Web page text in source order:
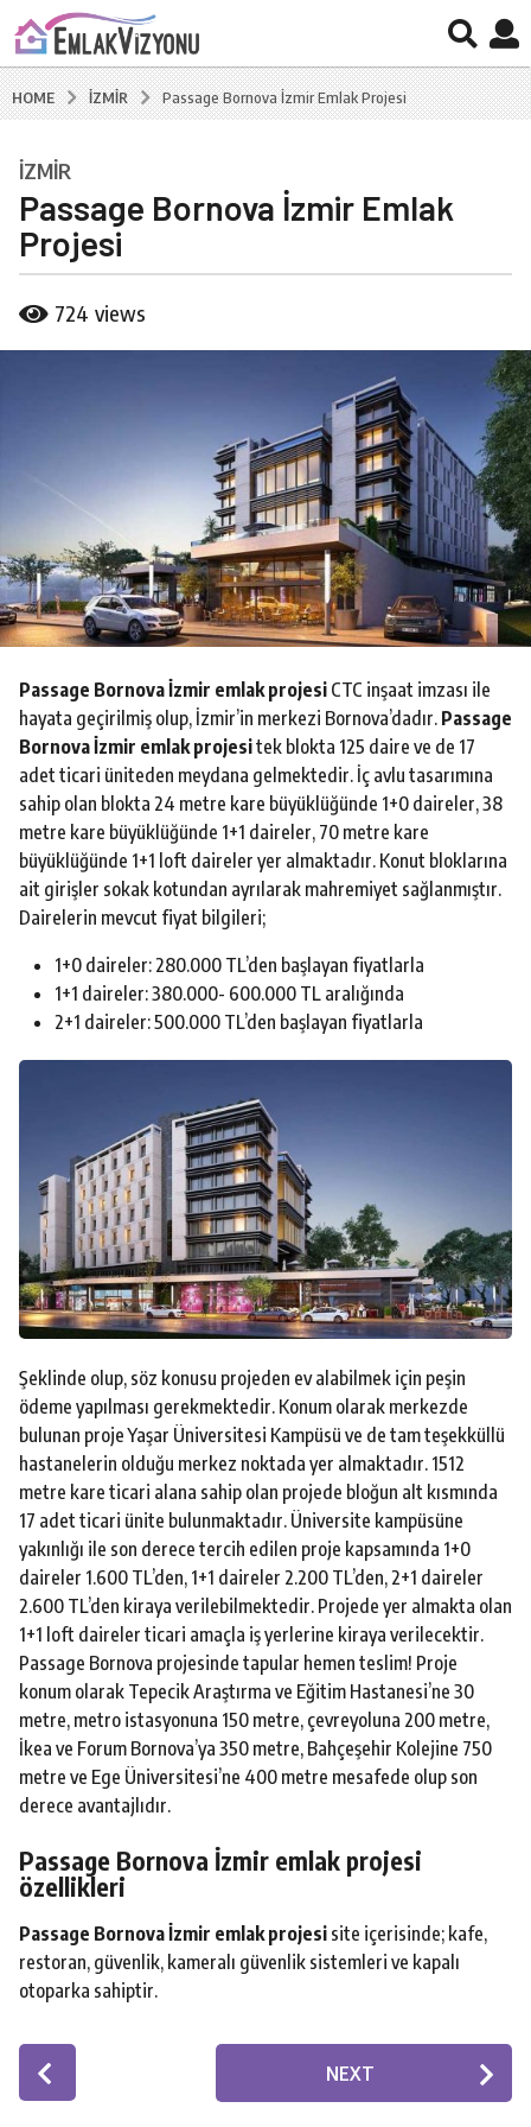
HOME İZMIR Passage Bornova İzmir Emlak Projesi
7
y
ı
l
g
İZMIR
Passage Bornova İzmir Emlak
Projesi
y
B
724 views
Passage Bornova İzmir emlak projesi CTC inşaat imzası ile
hayata geçirilmiş olup, İzmir’in merkezi Bornova’dadır. Passage
Bornova İzmir emlak projesitek blokta 125 daire ve de 17
adet ticari üniteden meydana gelmektedir. İç avlu tasarımına
sahip olan blokta 24 metre kare büyüklüğünde 1+0 daireler, 38
metre kare büyüklüğünde 1+1 daireler, 70 metre kare
büyüklüğünde 1+1 loft daireler yer almaktadır. Konut bloklarına
ait girişler sokak kotundan ayrılarak mahremiyet sağlanmıştır.
Dairelerin mevcut fiyat bilgileri;
1+0 daireler: 280.000 TL’den başlayan fiyatlarla
1+1 daireler: 380.000- 600.000 TL aralığında
2+1 daireler: 500.000 TL’den başlayan fiyatlarla
Şeklinde olup, söz konusu projeden ev alabilmek için peşin
ödeme yapılması gerekmektedir. Konum olarak merkezde
bulunan proje Yaşar Üniversitesi Kampüsü ve de tam teşekküllü
hastanelerin olduğu merkez noktada yer almaktadır. 1512
metre kare ticari alana sahip olan projede bloğun alt kısmında
17 adet ticari ünite bulunmaktadır. Üniversite kampüsüne
yakınlığı ile son derece tercih edilen proje kapsamında 1+0
daireler 1.600 TL’den, 1+1 daireler 2.200 TL’den, 2+1 daireler
2.600 TL’den kiraya verilebilmektedir. Projede yer almakta olan
1+1 loft daireler ticari amaçla iş yerlerine kiraya verilecektir.
Passage Bornova projesinde tapular hemen teslim! Proje
konum olarak Tepecik Araştırma ve Eğitim Hastanesi’ne 30
metre, metro istasyonuna 150 metre, çevreyoluna 200 metre,
İkea ve Forum Bornova’ya 350 metre, Bahçeşehir Kolejine 750
metre ve Ege Üniversitesi’ne 400 metre mesafede olup son
derece avantajlıdır.
Passage Bornova İzmir emlak projesi
özellikleri
Passage Bornova İzmir emlak projesi site içerisinde; kafe,
restoran, güvenlik, kameralı güvenlik sistemleri ve kapalı
otoparka sahiptir.
P
o
NEXT